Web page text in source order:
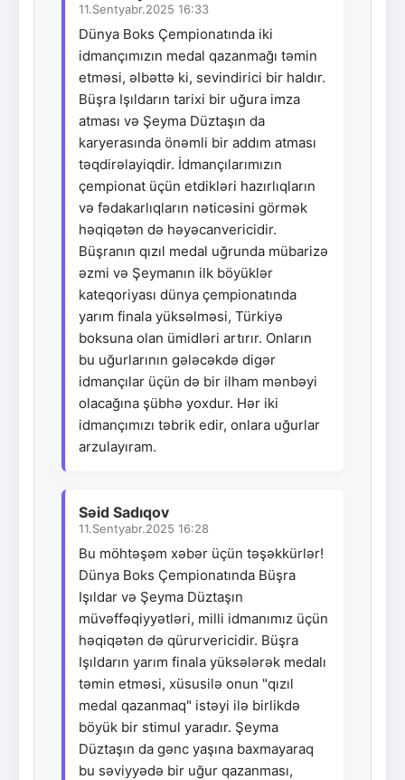
11.Sentyabr.2025 16:33
Dünya Boks Çempionatında iki
idmançımızın medal qazanmağı təmin
etməsi, əlbəttə ki, sevindirici bir haldır.
Büşra Işıldarın tarixi bir uğura imza
atması və Şeyma Düztaşın da
karyerasında önəmli bir addım atması
təqdirəlayiqdir. İdmançılarımızın
çempionat üçün etdikləri hazırlıqların
və fədakarlıqların nəticəsini görmək
həqiqətən də həyəcanvericidir.
Büşranın qızıl medal uğrunda mübarizə
əzmi və Şeymanın ilk böyüklər
kateqoriyası dünya çempionatında
yarım finala yüksəlməsi, Türkiyə
boksuna olan ümidləri artırır. Onların
bu uğurlarının gələcəkdə digər
idmançılar üçün də bir ilham mənbəyi
olacağına şübhə yoxdur. Hər iki
idmançımızı təbrik edir, onlara uğurlar
arzulayıram.
Səid Sadıqov
11.Sentyabr.2025 16:28
Bu möhtəşəm xəbər üçün təşəkkürlər!
Dünya Boks Çempionatında Büşra
Işıldar və Şeyma Düztaşın
müvəffəqiyyətləri, milli idmanımız üçün
həqiqətən də qürurvericidir. Büşra
Işıldarın yarım finala yüksələrək medalı
təmin etməsi, xüsusilə onun "qızıl
medal qazanmaq" istəyi ilə birlikdə
böyük bir stimul yaradır. Şeyma
Düztaşın da gənc yaşına baxmayaraq
bu səviyyədə bir uğur qazanması,